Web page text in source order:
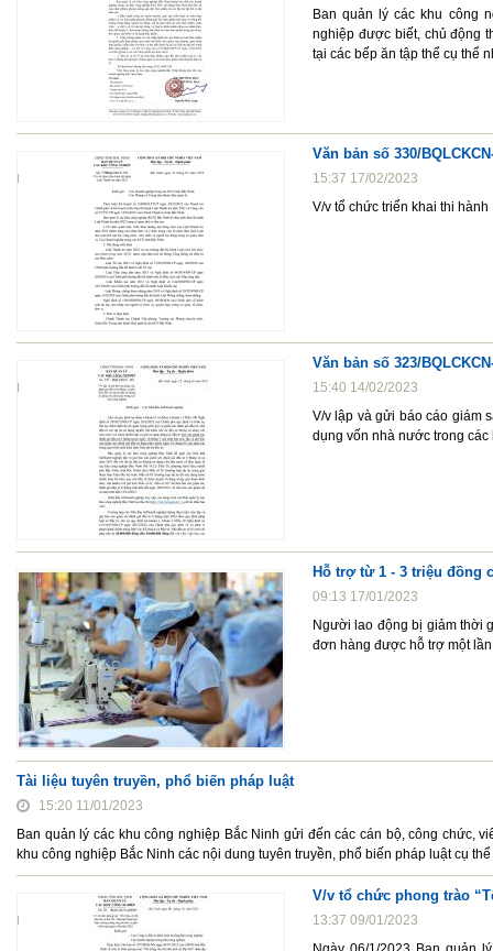
Ban quản lý các khu công
nghiệp được biết, chủ động
tại các bếp ăn tập thể cụ thể
Văn bản số 330/
15:37 17/02/2023
V/v tổ chức triển khai thi
Văn bản số 323/
15:40 14/02/2023
V/v lập và gửi báo cáo giám
dụng vốn nhà nước trong các
Hỗ trợ từ 1 - 3 triệu đồng
09:13 17/01/2023
Người lao động bị giảm thời
đơn hàng được hỗ trợ một
Tài liệu tuyên truyền, phổ biến pháp luật
15:20 11/01/2023
Ban quản lý các khu công nghiệp Bắc Ninh gửi đến các cán bộ, công chức,
khu công nghiệp Bắc Ninh các nội dung tuyên truyền, phổ biến pháp luật cụ
V/v tổ chức phong trào
13:37 09/01/2023